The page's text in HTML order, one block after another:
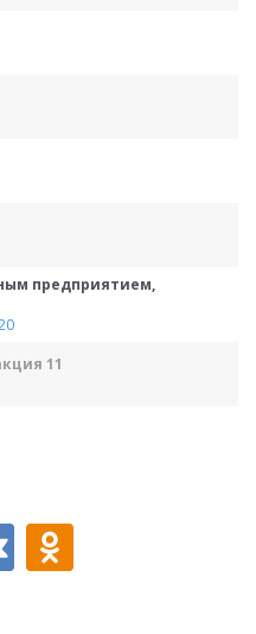
предприятием,
11